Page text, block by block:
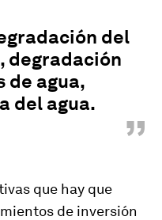
del
degradación
de agua,
del agua.
”
que hay que
de inversión